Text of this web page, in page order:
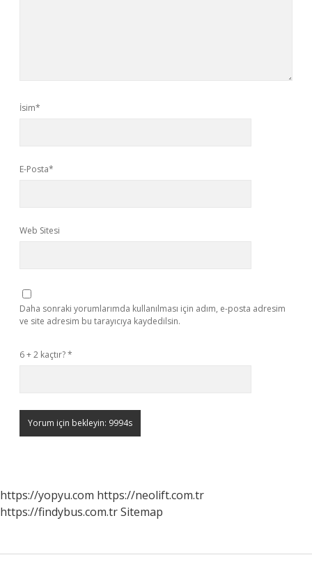
İsim*
E-Posta*
Web Sitesi
Daha sonraki yorumlarımda kullanılması için adım, e-posta adresim
ve site adresim bu tarayıcıya kaydedilsin.
6 + 2 kaçtır?*
https://yopyu.com https://neolift.com.tr
https://findybus.com.trSitemap